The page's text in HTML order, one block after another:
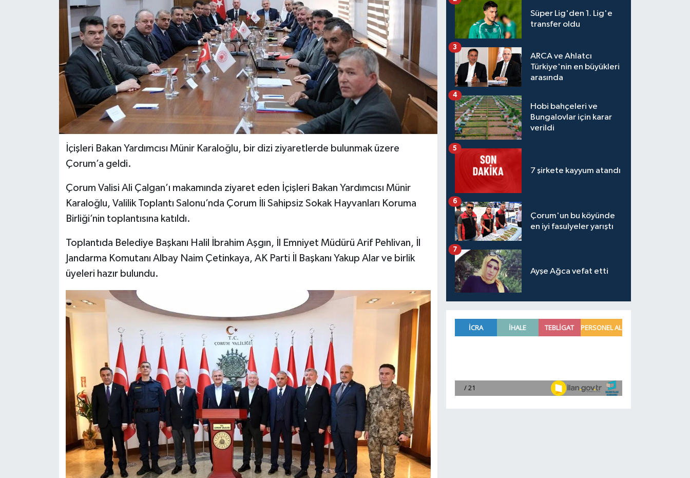
İçişleri Bakan Yardımcısı Münir Karaloğlu, bir dizi ziyaretlerde bulunmak üzere
Çorum’a geldi.
Çorum Valisi Ali Çalgan’ı makamında ziyaret eden İçişleri Bakan Yardımcısı Münir
Karaloğlu, Valilik Toplantı Salonu’nda Çorum İli Sahipsiz Sokak Hayvanları Koruma
Birliği’nin toplantısına katıldı.
Toplantıda Belediye Başkanı Halil İbrahim Aşgın, İl Emniyet Müdürü Arif Pehlivan, İl
Jandarma Komutanı Albay Naim Çetinkaya, AK Parti İl Başkanı Yakup Alar ve birlik
üyeleri hazır bulundu.
Süper Lig'den 1. Lig'e
transfer oldu
ARCA ve Ahlatcı
Türkiye'nin en büyükleri
arasında
3
Hobi bahçeleri ve
Bungalovlar için karar
verildi
4
7 şirkete kayyum atandı
5
Çorum'un bu köyünde
en iyi fasulyeler yarıştı
6
Ayşe Ağca vefat etti
7
OTOPARK
TEKNOLOJİ